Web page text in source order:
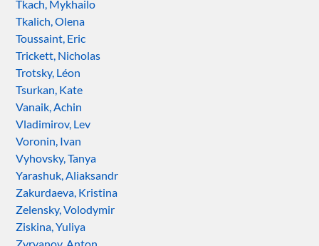
Tkach, Mykhailo
Tkalich, Olena
Toussaint, Eric
Trickett, Nicholas
Trotsky, Léon
Tsurkan, Kate
Vanaik, Achin
Vladimirov, Lev
Voronin, Ivan
Vyhovsky, Tanya
Yarashuk, Aliaksandr
Zakurdaeva, Kristina
Zelensky, Volodymir
Ziskina, Yuliya